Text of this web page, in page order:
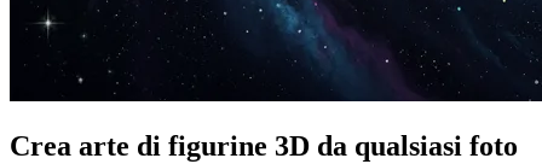
Crea arte di figurine 3D da qualsiasi foto